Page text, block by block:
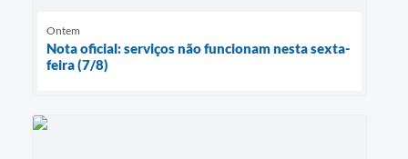
Ontem
Nota oficial: serviços não funcionam nesta sexta-
feira (7/8)